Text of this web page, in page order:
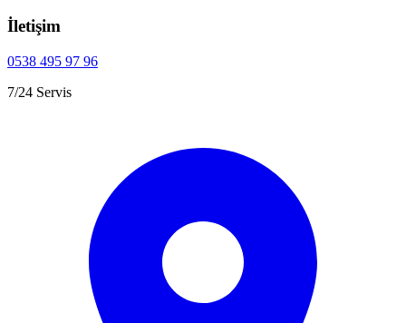
İletişim
0538 495 97 96
7/24 Servis